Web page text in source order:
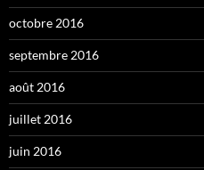
octobre 2016
septembre 2016
août 2016
juillet 2016
juin 2016